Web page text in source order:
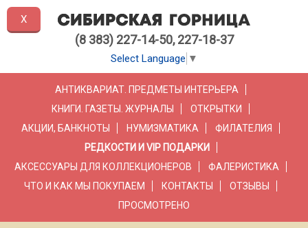
(8 383) 227-14-50, 227-18-37
Select Language ▼
АНТИКВАРИАТ. ПРЕДМЕТЫ ИНТЕРЬЕРА
КНИГИ. ГАЗЕТЫ. ЖУРНАЛЫ
ОТКРЫТКИ
АКЦИИ, БАНКНОТЫ
НУМИЗМАТИКА
ФИЛАТЕЛИЯ
РЕДКОСТИ И VIP ПОДАРКИ
АКСЕССУАРЫ ДЛЯ КОЛЛЕКЦИОНЕРОВ
ФАЛЕРИСТИКА
ЧТО И КАК МЫ ПОКУПАЕМ
КОНТАКТЫ
ОТЗЫВЫ
ПРОСМОТРЕНО
X